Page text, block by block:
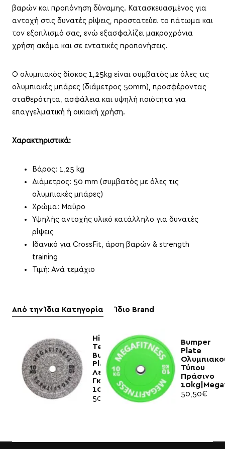
βαρών και προπόνηση δύναμης. Κατασκευασμένος για
αντοχή στις δυνατές ρίψεις, προστατεύει το πάτωμα και
τον εξοπλισμό σας, ενώ εξασφαλίζει μακροχρόνια
χρήση ακόμα και σε εντατικές προπονήσεις.
Ο ολυμπιακός δίσκος 1,25kg είναι συμβατός με όλες τις
ολυμπιακές μπάρες (διάμετρος 50mm), προσφέροντας
σταθερότητα, ασφάλεια και υψηλή ποιότητα για
επαγγελματική ή οικιακή χρήση.
Χαρακτηριστικά:
Βάρος: 1,25 kg
Διάμετρος: 50 mm (συμβατός με όλες τις
ολυμπιακές μπάρες)
Χρώμα: Μαύρο
Υψηλής αντοχής υλικό κατάλληλο για δυνατές
ρίψεις
Ιδανικό για CrossFit, άρση βαρών & strength
training
Τιμή: Ανά τεμάχιο
Από την Ίδια Κατηγορία Ίδιο Brand
Hi
Temp
Bumper
Plate
Λευκό-
Γκρί
10kg|Megafitness
50,00€
Bumper
Plate
Τύπου
Πράσινο
50,50€